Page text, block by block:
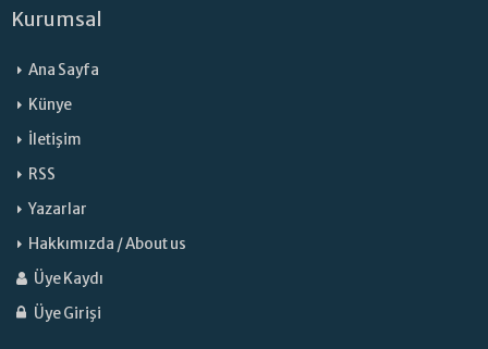
Kurumsal
Ana Sayfa
Künye
İletişim
RSS
Yazarlar
Hakkımızda / About us
Üye Kaydı
Üye Girişi